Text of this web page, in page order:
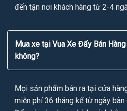
đến tận nơi khách hàng từ 2-4
Mua xe tại Vua Xe Đẩy Bán
không?
Mọi sản phẩm bán ra tại cửa
miễn phí 36 tháng kể từ ngày